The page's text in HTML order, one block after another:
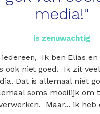
media!"
is zenuwachtig
iedereen, Ik ben Elias en
ook niet goed. Ik zit
Dat is allemaal niet
soms moeilijk om
Maar... ik heb